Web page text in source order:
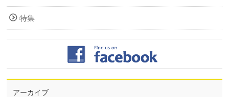
特集
アーカイブ